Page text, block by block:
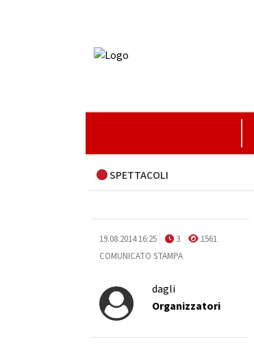
SPETTACOLI
19.08.2014 16:25 3
1561
COMUNICATO STAMPA
dagli
Organizzatori